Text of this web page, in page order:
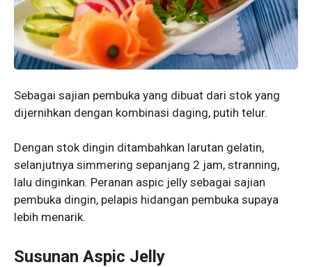
Sebagai sajian pembuka yang dibuat dari stok yang
dijernihkan dengan kombinasi daging, putih telur.
Dengan stok dingin ditambahkan larutan gelatin,
selanjutnya simmering sepanjang 2 jam, stranning,
lalu dinginkan. Peranan aspic jelly sebagai sajian
pembuka dingin, pelapis hidangan pembuka supaya
lebih menarik.
Susunan Aspic Jelly